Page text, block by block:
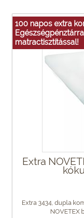
100 napos extra
matractisztítással!
Extra
Extra 3434, dupla
NOVETEX